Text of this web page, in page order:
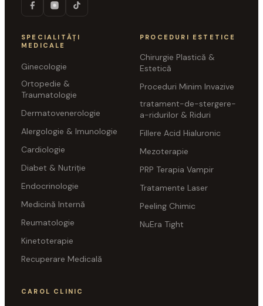
SPECIALITĂȚI
MEDICALE
Ginecologie
Ortopedie &
Traumatologie
Dermatovenerologie
Alergologie & Imunologie
Cardiologie
Diabet & Nutriție
Endocrinologie
Medicină Internă
Reumatologie
Kinetoterapie
Recuperare Medicală
PROCEDURI ESTETICE
Chirurgie Plastică &
Estetică
Proceduri Minim Invazive
tratament-de-stergere-
a-ridurilor & Riduri
Fillere Acid Hialuronic
Mezoterapie
PRP Terapia Vampir
Tratamente Laser
Peeling Chimic
NuEra Tight
CAROL CLINIC